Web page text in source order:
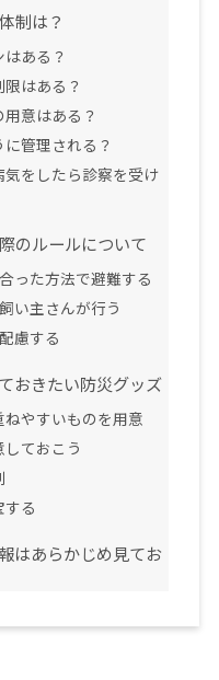
制は？
ある？
はある？
意はある？
管理される？
をしたら診察を受け
のルールについて
った方法で避難する
い主さんが行う
慮する
おきたい防災グッズ
やすいものを用意
ておこう
る
はあらかじめ見てお